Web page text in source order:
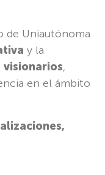
de Uniautónoma
y la
,
en el ámbito